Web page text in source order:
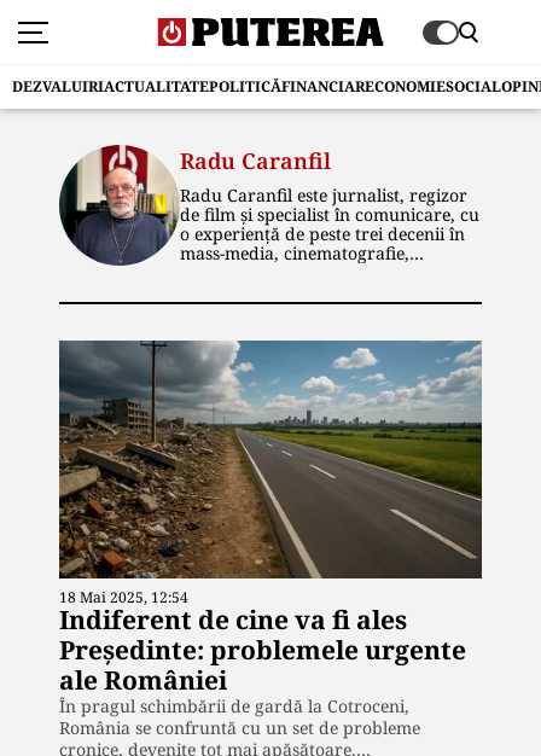
DEZVALUIRIACTUALITATEPOLITICĂFINANCIARECONOMIESOCIAL
Radu Caranfil
Radu Caranfil este jurnalist, regizor
de film și specialist în comunicare, cu
o experiență de peste trei decenii în
mass-media, cinematografie,
Teatrală și Cinematografică „I.L.
nota 10 la examenul de diplomă, și-a
început cariera la Centrul de
Producție Cinematografică Buftea. A
ocupat ulterior funcții de conducere
editorială și artistică în domeniul
televiziunii și în agenții de
publicitate, coordonând producții
audiovizuale, campanii de imagine,
publicitare și electorale. A fost expert
în cooperare culturală internațională
la Institutul Cultural Român. În
prezent este senior editor al
publicației „Puterea”, unde scrie
îndeosebi despre politică, societate și
actualitate internațională. Este
pasionat de cinematografie,
literatură, muzică și noile tehnologii.
18 Mai 2025, 12:54
Indiferent de cine va fi ales
Președinte: problemele urgente
ale României
În pragul schimbării de gardă la Cotroceni,
România se confruntă cu un set de probleme
cronice, devenite tot mai apăsătoare.…